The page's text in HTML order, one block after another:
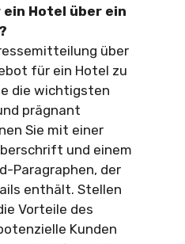
Hotel über ein
über
für ein Hotel zu
die wichtigsten
prägnant
Sie mit einer
und einem
Paragraphen, der
enthält. Stellen
Vorteile des
Kunden